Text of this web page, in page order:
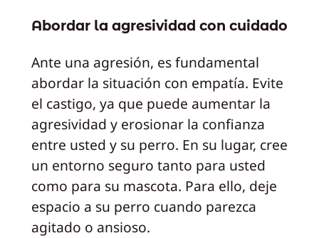
Abordar la agresividad con cuidado
Ante una agresión, es fundamental
abordar la situación con empatía. Evite
el castigo, ya que puede aumentar la
agresividad y erosionar la confianza
entre usted y su perro. En su lugar, cree
un entorno seguro tanto para usted
como para su mascota. Para ello, deje
espacio a su perro cuando parezca
agitado o ansioso.